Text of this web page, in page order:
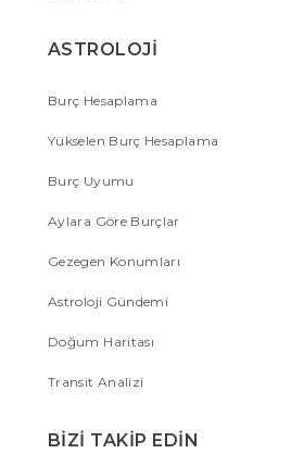
ASTROLOJİ
Burç Hesaplama
Yükselen Burç Hesaplama
Burç Uyumu
Aylara Göre Burçlar
Gezegen Konumları
Astroloji Gündemi
Doğum Haritası
Transit Analizi
BİZİ TAKİP EDİN